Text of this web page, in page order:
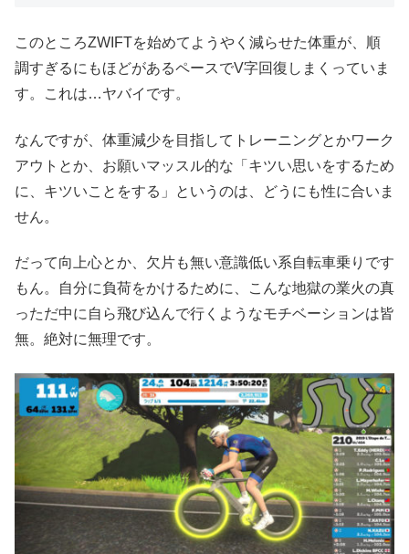
このところZWIFTを始めてようやく減らせた体重が、順
調すぎるにもほどがあるペースでV字回復しまくっていま
す。これは…ヤバイです。
なんですが、体重減少を目指してトレーニングとかワーク
アウトとか、お願いマッスル的な「キツい思いをするため
に、キツいことをする」というのは、どうにも性に合いま
せん。
だって向上心とか、欠片も無い意識低い系自転車乗りです
もん。自分に負荷をかけるために、こんな地獄の業火の真
っただ中に自ら飛び込んで行くようなモチベーションは皆
無。絶対に無理です。